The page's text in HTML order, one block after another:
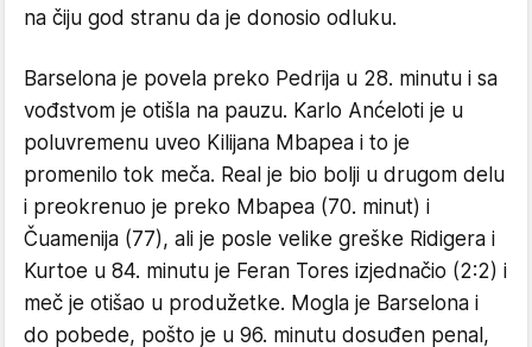
na čiju god stranu da je donosio odluku.
Barselona je povela preko Pedrija u 28. minutu i sa
vođstvom je otišla na pauzu. Karlo Anćeloti je u
poluvremenu uveo Kilijana Mbapea i to je
promenilo tok meča. Real je bio bolji u drugom delu
i preokrenuo je preko Mbapea (70. minut) i
Čuamenija (77), ali je posle velike greške Ridigera i
Kurtoe u 84. minutu je Feran Tores izjednačio (2:2) i
meč je otišao u produžetke. Mogla je Barselona i
do pobede, pošto je u 96. minutu dosuđen penal,